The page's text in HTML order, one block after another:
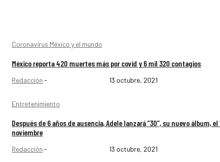
Coronavirus México y el mundo
México reporta 420 muertes más por covid y 6 mil 320 contagios
Redacción - 13 octubre, 2021
Entretenimiento
Después de 6 años de ausencia, Adele lanzará “30”, su nuevo álbum, el
noviembre
Redacción - 13 octubre, 2021